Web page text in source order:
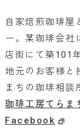
自家焙煎珈琲屋
ー。某珈琲会社
店街にて築101
地元のお客様と
まちの珈琲相談
珈琲工房てらま
Facebook